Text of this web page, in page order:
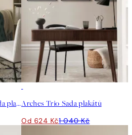
Frida Kahlo Collection Sada plakátůArches Trio Sada plakátů
Od 624 Kč1 040 Kč